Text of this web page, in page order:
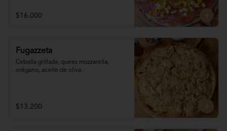
$16.000
Fugazzeta
Cebolla grillada, queso mozzarella,
orégano, aceite de oliva.
$13.200